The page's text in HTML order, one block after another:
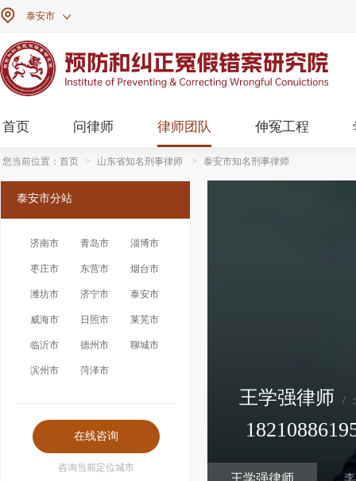
 泰安市 
首页 问律师 律师团队 伸冤工程
您当前位置： 首页 > 山东省知名刑事律师 > 泰安市知名刑事律师
泰安市分站
济南市 青岛市 淄博市
枣庄市 东营市 烟台市
潍坊市 济宁市 泰安市
威海市 日照市 莱芜市
临沂市 德州市 聊城市
滨州市 菏泽市
咨询当前定位城市
附带民事、取保候审、经济犯罪
王学强律师 /
王学强律师